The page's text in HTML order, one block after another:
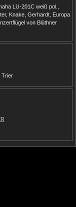
LU-201C weiß pol.,
Knake, Gerhardt, Europa
von Blüthner
Trier